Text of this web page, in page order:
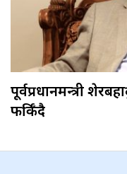
पूर्वप्रधानमन्त्री
फर्किँदै